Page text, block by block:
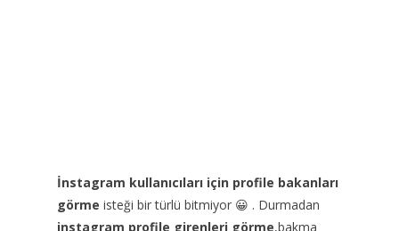
İnstagram kullanıcıları için profile bakanları
görme isteği bir türlü bitmiyor 😀 . Durmadan
instagram profile girenleri görme,bakma